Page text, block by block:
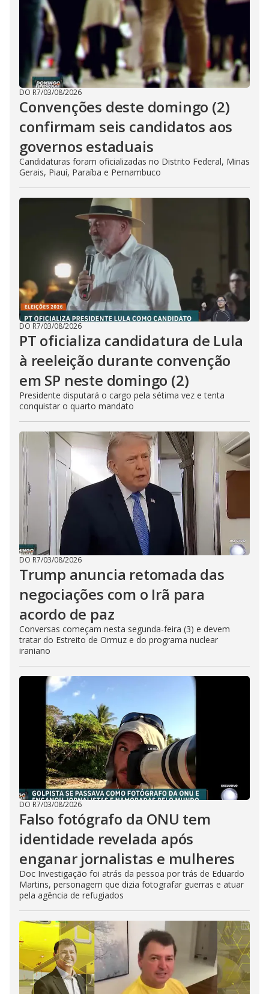
DO R7/03/08/2026
Convenções deste domingo (2)
confirmam seis candidatos aos
governos estaduais
Candidaturas foram oficializadas no Distrito Federal, Minas
Gerais, Piauí, Paraíba e Pernambuco
DO R7/03/08/2026
PT oficializa candidatura de Lula
à reeleição durante convenção
em SP neste domingo (2)
Presidente disputará o cargo pela sétima vez e tenta
conquistar o quarto mandato
DO R7/03/08/2026
Trump anuncia retomada das
negociações com o Irã para
acordo de paz
Conversas começam nesta segunda-feira (3) e devem
tratar do Estreito de Ormuz e do programa nuclear
iraniano
DO R7/03/08/2026
Falso fotógrafo da ONU tem
identidade revelada após
enganar jornalistas e mulheres
Doc Investigação foi atrás da pessoa por trás de Eduardo
Martins, personagem que dizia fotografar guerras e atuar
pela agência de refugiados